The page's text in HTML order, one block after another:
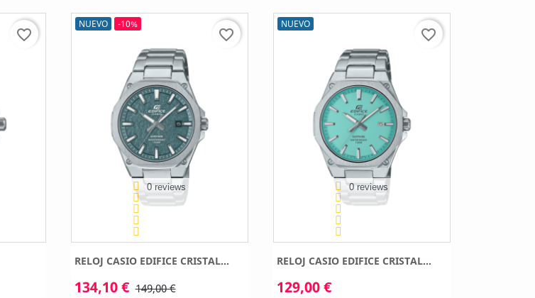
favorite_border
NUEVO -10%
0 reviews
RELOJ CASIO EDIFICE CRISTAL...
134,10 € 149,00 €
favorite_border
NUEVO
0 reviews
RELOJ CASIO EDIFICE CRISTAL...
129,00 €
favorite_border